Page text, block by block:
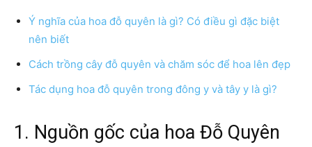
Ý nghĩa của hoa đỗ quyên là gì? Có điều gì đặc biệt
nên biết
Cách trồng cây đỗ quyên và chăm sóc để hoa lên đẹp
Tác dụng hoa đỗ quyên trong đông y và tây y là gì?
1. Nguồn gốc của hoa Đỗ Quyên